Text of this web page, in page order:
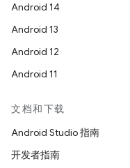
Android 14
Android 13
Android 12
Android 11
文档和下载
Android Studio 指南
开发者指南